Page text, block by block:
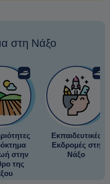
στη Νάξο
στην
της
Εκπαιδευτικές
Εκδρομές στη
Νάξο